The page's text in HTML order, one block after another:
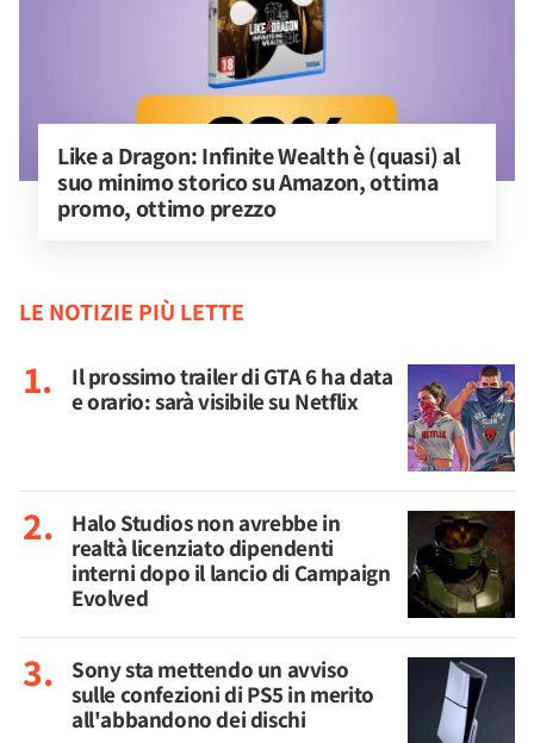
Like a Dragon: Infinite Wealth è (quasi) al
suo minimo storico su Amazon, ottima
promo, ottimo prezzo
LE NOTIZIE PIÙ LETTE
Il prossimo trailer di GTA 6 ha data
e orario: sarà visibile su Netflix
Halo Studios non avrebbe in
realtà licenziato dipendenti
interni dopo il lancio di Campaign
Evolved
Sony sta mettendo un avviso
sulle confezioni di PS5 in merito
all'abbandono dei dischi